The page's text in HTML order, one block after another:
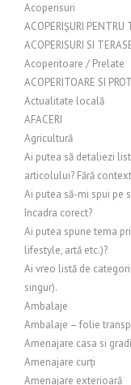
Acoperisuri
ACOPERIȘURI PENTRU
ACOPERISURI SI
Acoperitoare / Prelate
ACOPERITOARE SI
Actualitate locală
AFACERI
Agricultură
Ai putea să detaliezi
articolului? Fără
Ai putea să-mi spui pe
încadra corect?
Ai putea spune tema
lifestyle, artă etc.)?
Ai vreo listă de
singur).
Ambalaje
Ambalaje – folie
Amenajare casa si
Amenajare curți
Amenajare exterioară